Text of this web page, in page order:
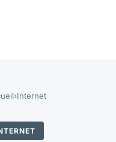
›Internet